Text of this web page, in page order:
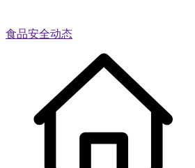
食品安全动态